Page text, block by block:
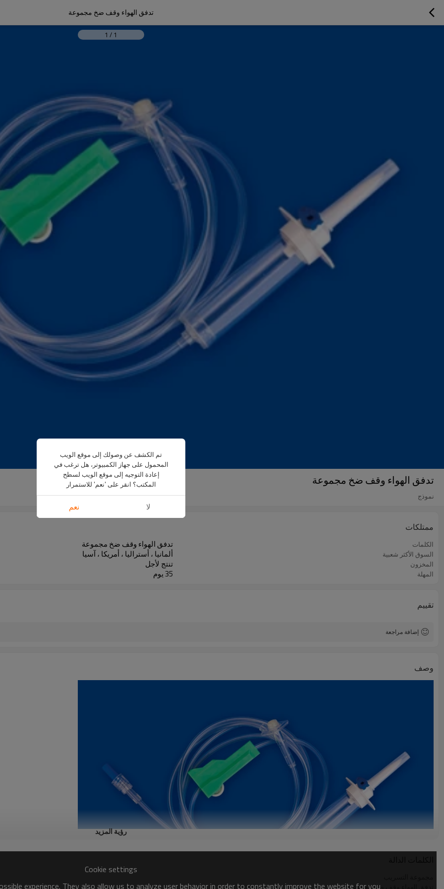
تدفق الهواء وقف ضخ مجموعة
1
/
1
تدفق الهواء وقف ضخ مجموعة
نموذج BQ190011
ممتلكات
الكلمات تدفق الهواء وقف ضخ مجموعة
السوق الأكثر شعبية ألمانيا ، أستراليا ، أمريكا ، آسيا
المخزون تنتج لأجل
المهلة 35 يوم
تقييم
إضافة مراجعة
وصف
رؤية المزيد
تدفق الهواء وقف ضخ مجموعة
Cookie settings
experience. They also allow us to analyze user behavior in order to constantly improve the website for you.
تم الكشف عن وصولك إلى موقع الويب
المحمول على جهاز الكمبيوتر، هل ترغب في
إعادة التوجيه إلى موقع الويب لسطح
المكتب؟ انقر على 'نعم' للاستمرار
لا نعم